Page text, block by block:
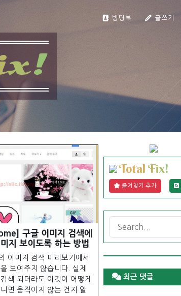
방명록 글쓰기
x!
구글 이미지 검색에
지 보이도록 하는 방법
이미지 검색 미리보기에서
보여주지 않습니다. 실제
색 되더라도 이것이 어떻게
면 움직이지 않는 건지 알
Total Fix!
즐겨찾기 추가
최근 댓글